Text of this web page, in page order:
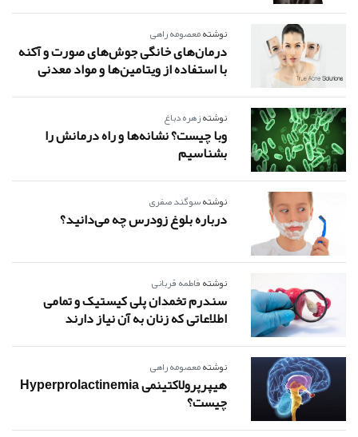
نوشتهمعصومه راهی
درمان‌های خانگی جوش‌های صورت و آکنه
با استفاده از ویتامین‌ها و مواد معدنی
نوشتهزهره دباغ
وبا چیست؟ نشانه‌ها و راه درمانش را
بشناسیم
نوشتهسوگند صفری
درباره بلوغ زودرس چه می‌دانید؟
نوشتهفاطمه قربانی
سندرم تخمدان پلی کیستیک و تمامی
اطلاعاتی که زنان به آن نیاز دارند
نوشتهمعصومه راهی
هیپرپرولاکتینمی Hyperprolactinemia
چیست؟